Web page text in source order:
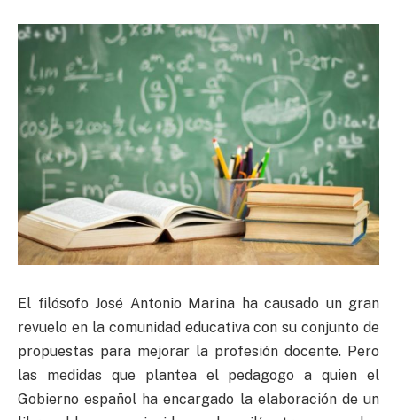
El filósofo José Antonio Marina ha causado un gran
revuelo en la comunidad educativa con su conjunto de
propuestas para mejorar la profesión docente. Pero
las medidas que plantea el pedagogo a quien el
Gobierno español ha encargado la elaboración de un